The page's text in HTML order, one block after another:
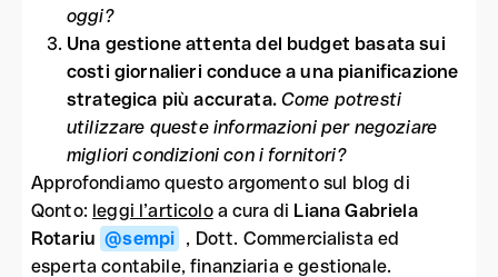
oggi?
Una gestione attenta del budget basata sui
costi giornalieri conduce a una pianificazione
strategica più accurata. Come potresti
utilizzare queste informazioni per negoziare
migliori condizioni con i fornitori?
Approfondiamo questo argomento sul blog di
Qonto: leggi l’articoloa cura di Liana Gabriela
Rotariu @sempi , Dott. Commercialista ed
esperta contabile, finanziaria e gestionale.